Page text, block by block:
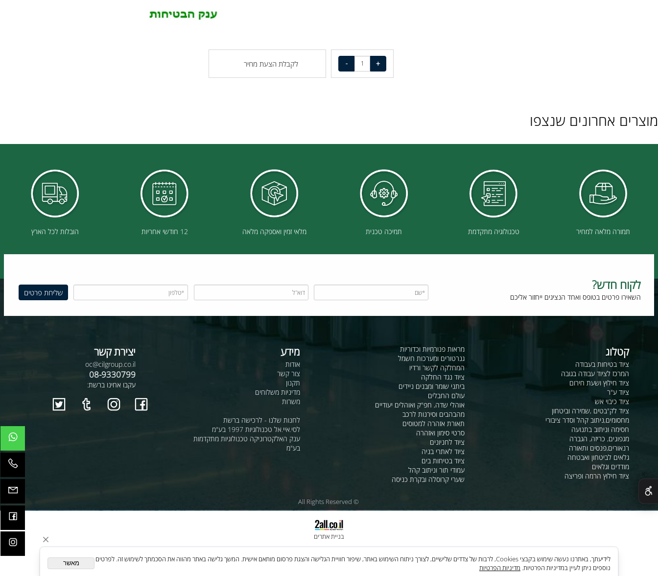
פרטים בטופס ואחד הנציגים ייחזור אליכם
ציוד בטיחות בעבודה
המרכז לציוד עבודה בגובה
ציוד חילוץ ושעת חירום
ציוד כיבוי אש
ציוד לק"בטים ,שמירה וביטחון
מחסומים,ניתוב קהל וסדר ציבורי
חסימה וניתוב בתנועה
מגפונים, כריזה, הגברה
רנאורים,פנסים ותאורה
גלאים לביטחון ואבטחה
מראות פנורמיות וכדוריות
גנרטורים ומערכות חשמל
המחלקה לקשר ורדיו
ציוד נגד החלקה
ביתני שומר ומבנים ניידים
עולם החבלים
אוהלי שדה, חפ"ק ואוהלים יעודיים
מהבהבים וסירנות לרכב
תאורת אזהרה למטוסים
סרטי סימון ואזהרה
ציוד בטיחות בים
מידע
צור קשר
תקנון
מדיניות משלוחים
משרות
בע"מ
יצירת קשר
oc@cilgroup.co.il